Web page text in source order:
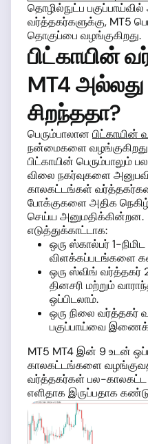
தொழில்நுட்ப
வர்த்தகர்களுக்கு, MT5
தொகுப்பை வழங்குகிறது.
பிட்காயின்
MT4 அல்லது
சிறந்ததா?
பெரும்பாலான பிட்காயின்
நன்மைகளை
பிட்காயின் பெரும்பாலும்
விலை நகர்வுகளை
காலகட்டங்கள்
போக்குகளை அதிக
செய்ய அனுமதிக்கின்றன.
எடுத்துக்காட்டாக:
ஒரு ஸ்கால்பர் 1-
விளக்கப்படங்களை
ஒரு ஸ்விங் வர்த்தகர்
தினசரி மற்றும்
ஒப்பிடலாம்.
ஒரு நிலை வர்த்தகர்
பகுப்பாய்வை
MT5 MT4 இன் 9 உடன்
காலகட்டங்களை
வர்த்தகர்கள் பல-காலகட்ட
எளிதாக இருப்பதாக